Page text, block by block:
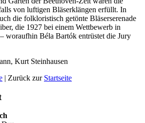
von luftigen Bläserklängen erfüllt. In
die folkloristisch getönte Bläserserenade
die 1927 bei einem Wettbewerb in
woraufhin Béla Bartók entrüstet die Jury
Kurt Steinhausen
| Zurück zur Startseite